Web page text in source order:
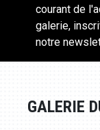
courant de
galerie,
notre
GALERIE